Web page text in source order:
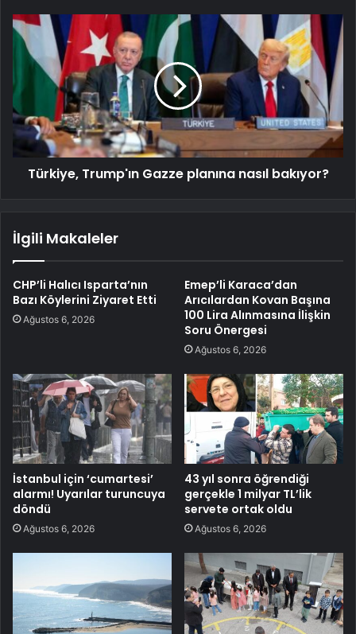
Türkiye, Trump'ın Gazze planına nasıl bakıyor?
İlgili Makaleler
CHP’li Halıcı Isparta’nın
Bazı Köylerini Ziyaret Etti
Ağustos 6, 2026
Emep’li Karaca’dan
Arıcılardan Kovan Başına
100 Lira Alınmasına İlişkin
Soru Önergesi
Ağustos 6, 2026
İstanbul için ‘cumartesi’
alarmı! Uyarılar turuncuya
döndü
Ağustos 6, 2026
43 yıl sonra öğrendiği
gerçekle 1 milyar TL’lik
servete ortak oldu
Ağustos 6, 2026